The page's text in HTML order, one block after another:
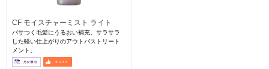
CF モイスチャーミスト ライト
パサつく毛髪にうるおい補充。サラサラ
した軽い仕上がりのアウトバストリート
メント。